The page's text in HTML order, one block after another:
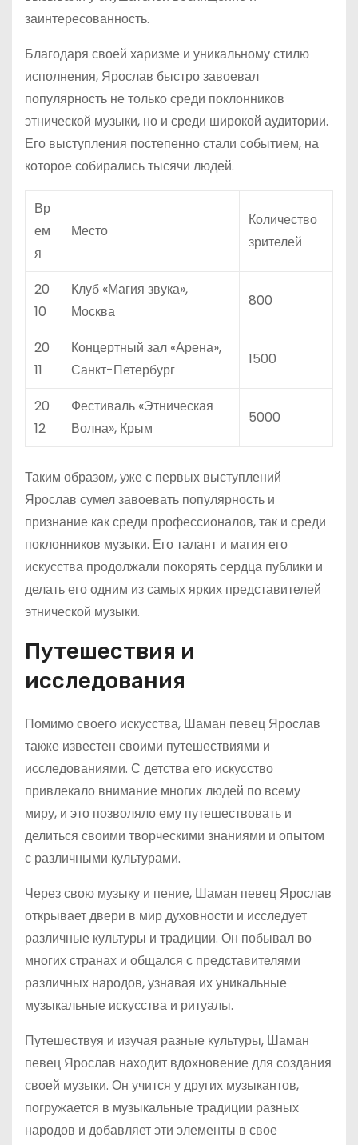
заинтересованность.
Благодаря своей харизме и уникальному стилю
исполнения, Ярослав быстро завоевал
популярность не только среди поклонников
этнической музыки, но и среди широкой аудитории.
Его выступления постепенно стали событием, на
которое собирались тысячи людей.
Вр
ем
я
Место
Количество
зрителей
20
10
Клуб «Магия звука»,
Москва
800
20
11
Концертный зал «Арена»,
Санкт-Петербург
1500
20
12
Фестиваль «Этническая
Волна», Крым
5000
Таким образом, уже с первых выступлений
Ярослав сумел завоевать популярность и
признание как среди профессионалов, так и среди
поклонников музыки. Его талант и магия его
искусства продолжали покорять сердца публики и
делать его одним из самых ярких представителей
этнической музыки.
Путешествия и
исследования
Помимо своего искусства, Шаман певец Ярослав
также известен своими путешествиями и
исследованиями. С детства его искусство
привлекало внимание многих людей по всему
миру, и это позволяло ему путешествовать и
делиться своими творческими знаниями и опытом
с различными культурами.
Через свою музыку и пение, Шаман певец Ярослав
открывает двери в мир духовности и исследует
различные культуры и традиции. Он побывал во
многих странах и общался с представителями
различных народов, узнавая их уникальные
музыкальные искусства и ритуалы.
Путешествуя и изучая разные культуры, Шаман
певец Ярослав находит вдохновение для создания
своей музыки. Он учится у других музыкантов,
погружается в музыкальные традиции разных
народов и добавляет эти элементы в свое